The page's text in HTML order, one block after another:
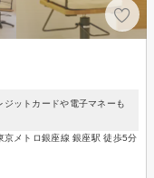
ットカードや電子マネーも
京メトロ銀座線 銀座駅 徒歩5分